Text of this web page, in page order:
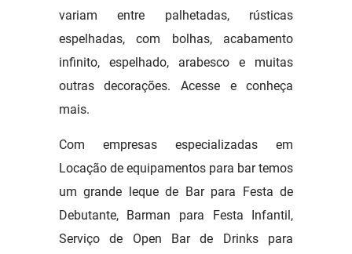
variam entre palhetadas, rústicas
espelhadas, com bolhas, acabamento
infinito, espelhado, arabesco e muitas
outras decorações. Acesse e conheça
mais.
Com empresas especializadas em
Locação de equipamentos para bar temos
um grande leque de Bar para Festa de
Debutante, Barman para Festa Infantil,
Serviço de Open Bar de Drinks para